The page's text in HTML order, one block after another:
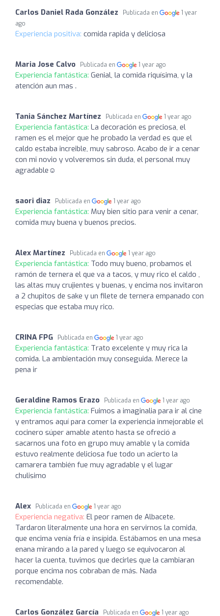
Carlos Daniel Rada González Publicada en
1 year
ago
Experiencia positiva: comida rapida y deliciosa
Maria Jose Calvo Publicada en 1 year ago
Experiencia fantástica: Genial, la comida riquísima, y la
atención aun mas .
Tania Sánchez Martínez Publicada en 1 year ago
Experiencia fantástica: La decoración es preciosa, el
ramen es el mejor que he probado la verdad es que el
caldo estaba increible, muy sabroso. Acabo de ir a cenar
con mi novio y volveremos sin duda, el personal muy
agradable☺️
saori diaz Publicada en 1 year ago
Experiencia fantástica: Muy bien sitio para venir a cenar,
comida muy buena y buenos precios.
Alex Martínez Publicada en 1 year ago
Experiencia fantástica: Todo muy bueno, probamos el
ramón de ternera el que va a tacos, y muy rico el caldo ,
las altas muy crujientes y buenas, y encima nos invitaron
a 2 chupitos de sake y un filete de ternera empanado con
especias que estaba muy rico.
CRINA FPG Publicada en 1 year ago
Experiencia fantástica: Trato excelente y muy rica la
comida. La ambientación muy conseguida. Merece la
pena ir
Geraldine Ramos Erazo Publicada en 1 year ago
Experiencia fantástica: Fuimos a imaginalia para ir al cine
y entramos aquí para comer la experiencia inmejorable el
cocinero súper amable atento hasta se ofreció a
sacarnos una foto en grupo muy amable y la comida
estuvo realmente deliciosa fue todo un acierto la
camarera también fue muy agradable y el lugar
chulisimo
Alex Publicada en 1 year ago
Experiencia negativa: El peor ramen de Albacete.
Tardaron literalmente una hora en servirnos la comida,
que encima venía fría e insípida. Estábamos en una mesa
enana mirando a la pared y luego se equivocaron al
hacer la cuenta, tuvimos que decirles que la cambiaran
porque encima nos cobraban de más. Nada
recomendable.
Carlos González García Publicada en 1 year ago